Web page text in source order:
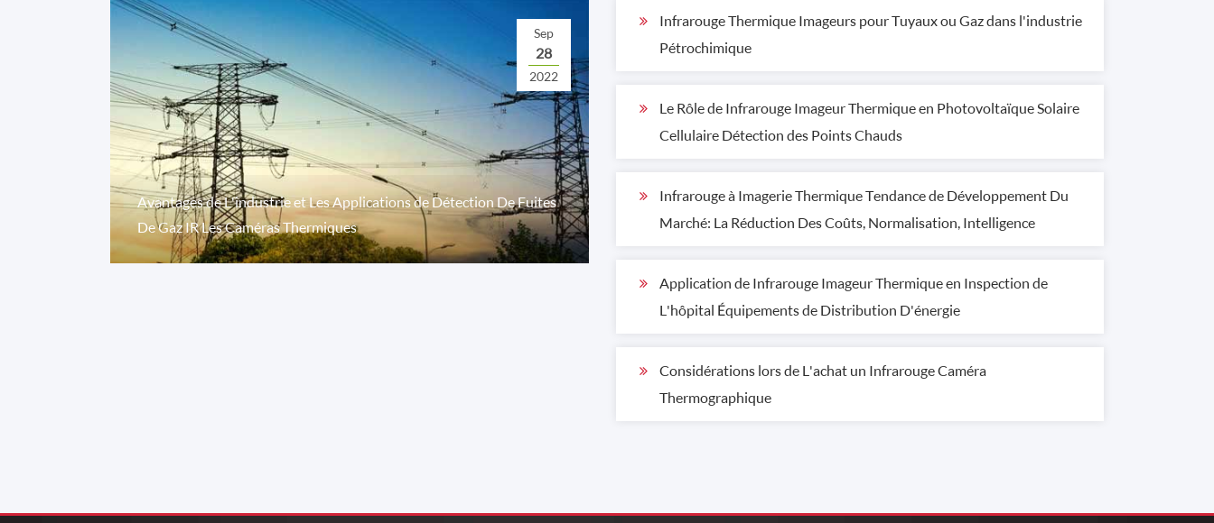
Sep
28
2022
Avantages de L'industrie et Les Applications de Détection De Fuites
De Gaz IR Les Caméras Thermiques
Infrarouge Thermique Imageurs pour Tuyaux ou Gaz dans l'industrie
Pétrochimique
Le Rôle de Infrarouge Imageur Thermique en Photovoltaïque Solaire
Cellulaire Détection des Points Chauds
Infrarouge à Imagerie Thermique Tendance de Développement Du
Marché: La Réduction Des Coûts, Normalisation, Intelligence
Application de Infrarouge Imageur Thermique en Inspection de
L'hôpital Équipements de Distribution D'énergie
Considérations lors de L'achat un Infrarouge Caméra
Thermographique